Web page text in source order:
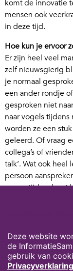
komt de innovatie
mensen ook
in deze tijd.
Hoe kun je ervoor
Er zijn heel veel
zelf nieuwsgierig
je normaal
een ander rondje
gesproken niet
naar vogels
worden ze een
geleerd. Of vraag
collega’s of
talk’. Wat ook
persoon
coronatijd wel wat
opzoeken. De
nieuwsgierig zijn
Deze website
de
gebruik van
Privacyverklaring